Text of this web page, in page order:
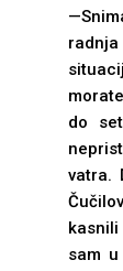
radnja
do
vatra.
sam